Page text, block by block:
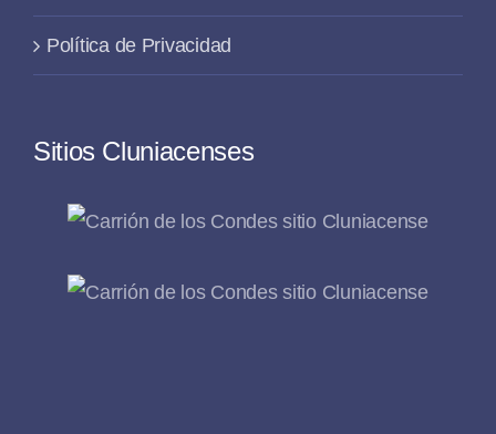
Política de Privacidad
Sitios Cluniacenses